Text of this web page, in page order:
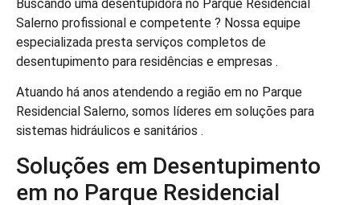
Buscando uma desentupidora no Parque Residencial
Salerno profissional e competente ? Nossa equipe
especializada presta serviços completos de
desentupimento para residências e empresas .
Atuando há anos atendendo a região em no Parque
Residencial Salerno, somos líderes em soluções para
sistemas hidráulicos e sanitários .
Soluções em Desentupimento
em no Parque Residencial